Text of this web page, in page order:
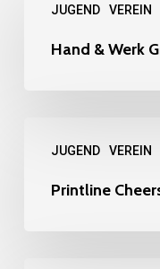
JUGEND VEREIN
WerkHand & Werk
JUGEND VEREIN
Cheers
Schnuppertraining
Printline